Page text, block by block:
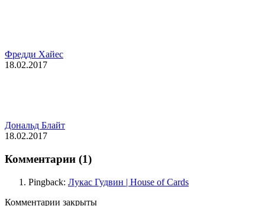
Фредди Хайес
18.02.2017
Дональд Блайт
18.02.2017
Комментарии (1)
Pingback: Лукас Гудвин | House of Cards
Комментарии закрыты